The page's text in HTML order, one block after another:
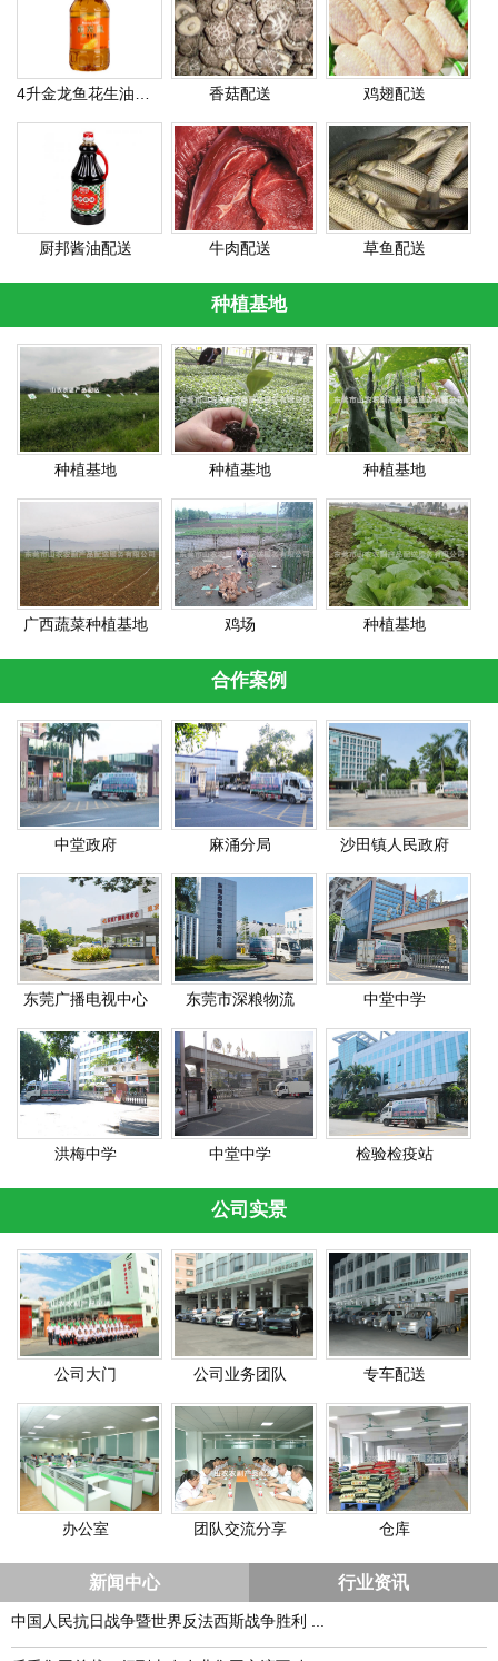
4升金龙鱼花生油配送 香菇配送 鸡翅配送
厨邦酱油配送 牛肉配送 草鱼配送
种植基地
种植基地 种植基地 种植基地
广西蔬菜种植基地 鸡场 种植基地
合作案例
中堂政府 麻涌分局 沙田镇人民政府
东莞广播电视中心 东莞市深粮物流 中堂中学
洪梅中学 中堂中学 检验检疫站
公司实景
公司大门 公司业务团队 专车配送
办公室 团队交流分享 仓库
新闻中心 行业资讯
中国人民抗日战争暨世界反法西斯战争胜利 ...